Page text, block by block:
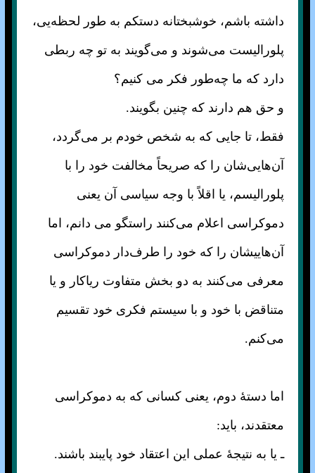
داشته باشم، خوشبختانه دستکم به طور لحظه‌یی،
پلورالیست می‌شوند و می‌گویند به تو چه ربطی
دارد که ما چه‌طور فکر می کنیم؟
و حق هم دارند که چنین بگویند.
فقط، تا جایی که به شخص خودم بر می‌گردد،
آن‌هایی‌شان را که صریحاً مخالفت خود را با
پلورالیسم، یا اقلاً با وجه سیاسی آن یعنی
دموکراسی اعلام می‌کنند راستگو می دانم، اما
آن‌هاییشان را که خود را طرف‌دار دموکراسی
معرفی می‌کنند به دو بخش متفاوت ریاکار و یا
متناقض با خود و با سیستم فکری خود تقسیم
می‌کنم.
اما دستهٔ دوم، یعنی کسانی که به دموکراسی
معتقدند، باید:
ـ یا به نتیجهٔ عملی این اعتقاد خود پایبند باشند.